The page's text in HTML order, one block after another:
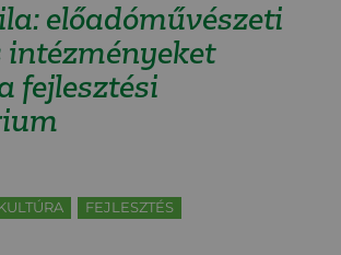
előadóművészeti
fejlesztési
FEJLESZTÉS